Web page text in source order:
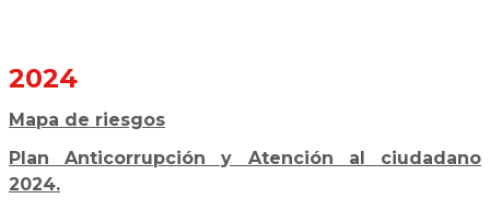
2024
Mapa de riesgos
Plan Anticorrupción y Atención al ciudadano
2024.